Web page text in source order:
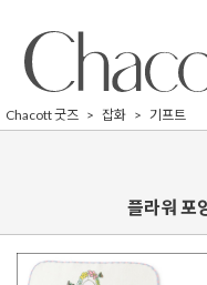
Chacott 굿즈 잡화 기프트
플라워 포